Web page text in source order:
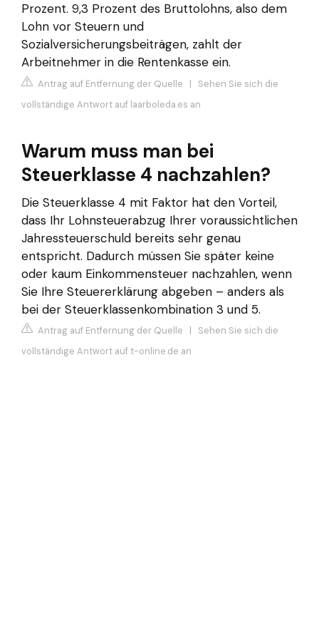
Prozent. 9,3 Prozent des Bruttolohns, also dem
Lohn vor Steuern und
Sozialversicherungsbeiträgen, zahlt der
Arbeitnehmer in die Rentenkasse ein.
Antrag auf Entfernung der Quelle | Sehen Sie sich die
vollständige Antwort auf laarboleda.es an
Warum muss man bei
Steuerklasse 4 nachzahlen?
Die Steuerklasse 4 mit Faktor hat den Vorteil,
dass Ihr Lohnsteuerabzug Ihrer voraussichtlichen
Jahressteuerschuld bereits sehr genau
entspricht. Dadurch müssen Sie später keine
oder kaum Einkommensteuer nachzahlen, wenn
Sie Ihre Steuererklärung abgeben – anders als
bei der Steuerklassenkombination 3 und 5.
Antrag auf Entfernung der Quelle | Sehen Sie sich die
vollständige Antwort auf t-online.de an